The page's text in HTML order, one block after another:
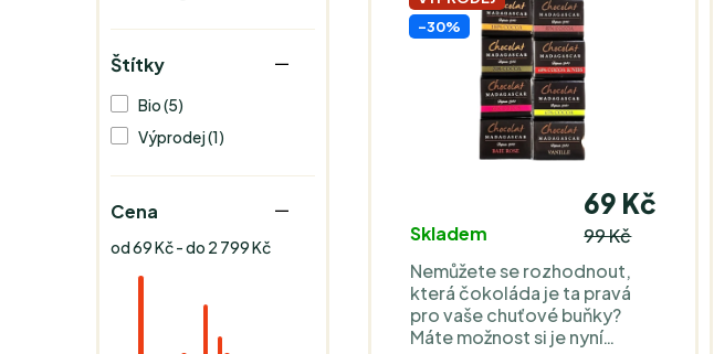
Štítky
Bio (5)
Výprodej (1)
Cena
od 69 Kč - do 2 799 Kč
-30%
Skladem
69 Kč
99 Kč
Nemůžete se rozhodnout,
která čokoláda je ta pravá
pro vaše chuťové buňky?
Máte možnost si je nyní